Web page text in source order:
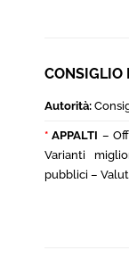
CONSIGLIO
Autorità:
*APPALTI –
Varianti
pubblici –